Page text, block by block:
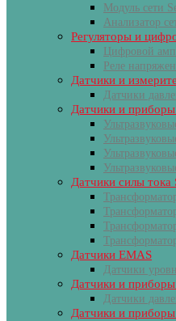
Модуль сети
Анализатор
Регуляторы и
Цифровой
Реле
Датчики и
Датчики
Датчики и
Датчики силы тока
Датчики EMAS
Датчики
Датчики и
Датчики
Датчики и